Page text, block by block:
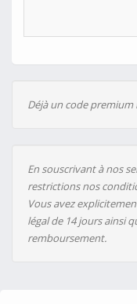
Déjà un code premium
En souscrivant à nos
restrictions nos
Vous avez
légal de 14 jours ainsi
remboursement.